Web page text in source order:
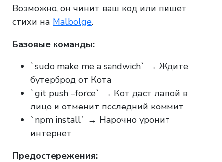
Возможно, он чинит ваш код или пишет
стихи на Malbolge.
Базовые команды:
`sudo make me a sandwich` → Ждите
бутерброд от Кота
`git push –force` → Кот даст лапой в
лицо и отменит последний коммит
`npm install` → Нарочно уронит
интернет
Предостережения: